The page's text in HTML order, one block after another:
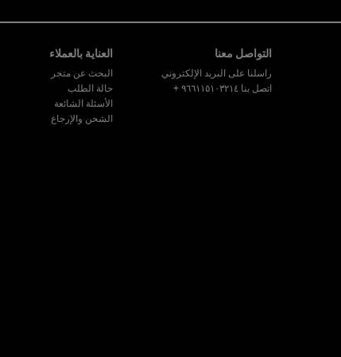
التواصل معنا
راسلنا على البريد الإلكتروني
اتصل بنا ٩٦٦١١٥١٠٣٢١٤
+
العناية بالعملاء
البحث عن متجر
حالة الطلب
الأسئلة الشائعة
الشحن والإرجاع